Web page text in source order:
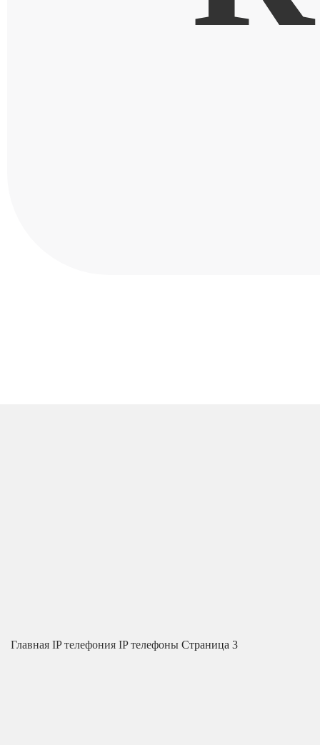
Главная IP телефония IP телефоны Страница 3